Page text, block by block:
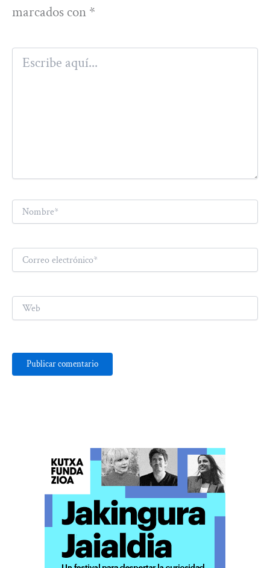
marcados con *
Escribe
aquí...
electrónico*
Web